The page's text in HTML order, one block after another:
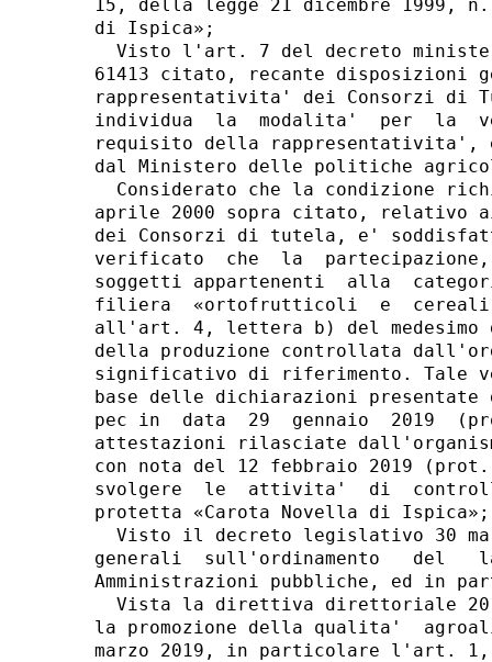
15, della legge 21 dicembre 1999,
di Ispica»;
Visto l'art. 7 del decreto
61413 citato, recante
rappresentativita' dei Consorzi di
individua  la  modalita'  per  la
requisito della rappresentativita',
dal Ministero delle politiche
Considerato che la condizione
aprile 2000 sopra citato,
dei Consorzi di tutela, e'
verificato  che  la
soggetti appartenenti  alla
filiera  «ortofrutticoli  e  cereali
all'art. 4, lettera b) del medesimo
della produzione controllata
significativo di riferimento. Tale
base delle dichiarazioni presentate
pec in  data  29  gennaio  2019
attestazioni rilasciate
con nota del 12 febbraio 2019
svolgere  le  attivita'  di
protetta «Carota Novella di
Visto il decreto legislativo 30
generali  sull'ordinamento   del
Amministrazioni pubbliche, ed
Vista la direttiva direttoriale
la promozione della qualita'
marzo 2019, in particolare l'art.